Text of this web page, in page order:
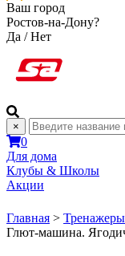
Ваш город
Ростов-на-Дону?
Да /Нет
×
0
Для дома
Клубы & Школы
Акции
Главная > Тренажеры
Глют-машина.